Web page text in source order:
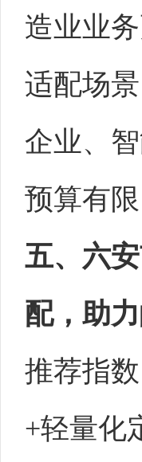
造业业务
适配场
企业、
预算有
五、六
配，助
推荐指
+轻量化